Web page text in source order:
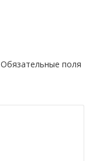
Обязательные поля